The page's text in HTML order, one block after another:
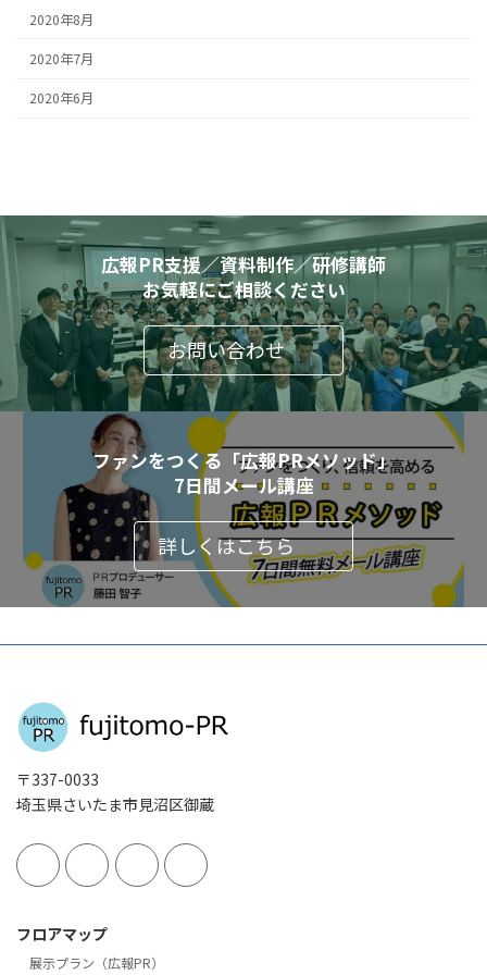
2020年8月
2020年7月
2020年6月
広報PR支援／資料制作／研修講師
お気軽にご相談ください
お問い合わせ
ファンをつくる「広報PRメソッド」
7日間メール講座
詳しくはこちら
〒337-0033
埼玉県さいたま市見沼区御蔵
フロアマップ
展示プラン（広報PR）